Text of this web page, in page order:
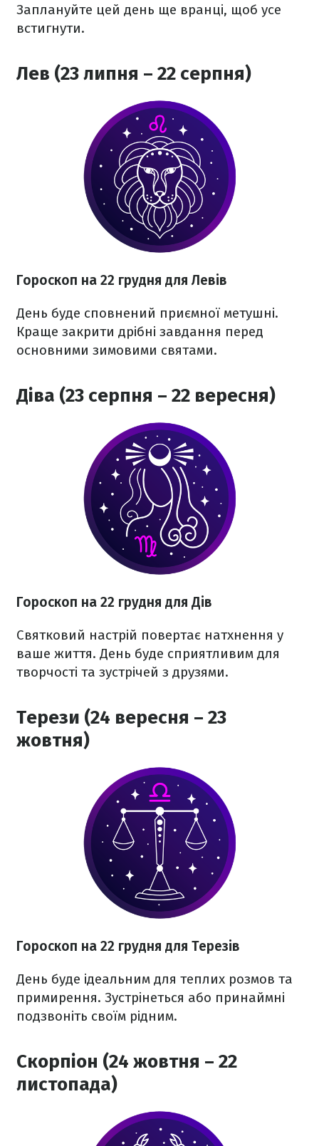
Заплануйте цей день ще вранці, щоб усе
встигнути.
Лев (23 липня – 22 серпня)
Гороскоп на 22 грудня для Левів
День буде сповнений приємної метушні.
Краще закрити дрібні завдання перед
основними зимовими святами.
Діва (23 серпня – 22 вересня)
Гороскоп на 22 грудня для Дів
Святковий настрій повертає натхнення у
ваше життя. День буде сприятливим для
творчості та зустрічей з друзями.
Терези (24 вересня – 23
жовтня)
Гороскоп на 22 грудня для Терезів
День буде ідеальним для теплих розмов та
примирення. Зустрінеться або принаймні
подзвоніть своїм рідним.
Скорпіон (24 жовтня – 22
листопада)